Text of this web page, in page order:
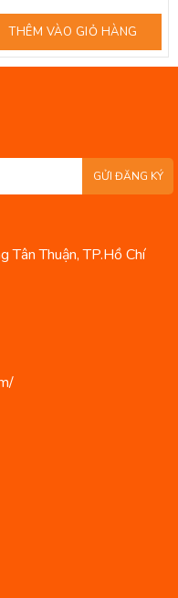
THÊM VÀO GIỎ HÀNG
GỬI ĐĂNG KÝ
Thuận, TP.Hồ Chí